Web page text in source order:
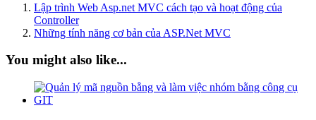
Lập trình Web Asp.net MVC cách tạo và hoạt động của
Controller
Những tính năng cơ bản của ASP.Net MVC
You might also like...